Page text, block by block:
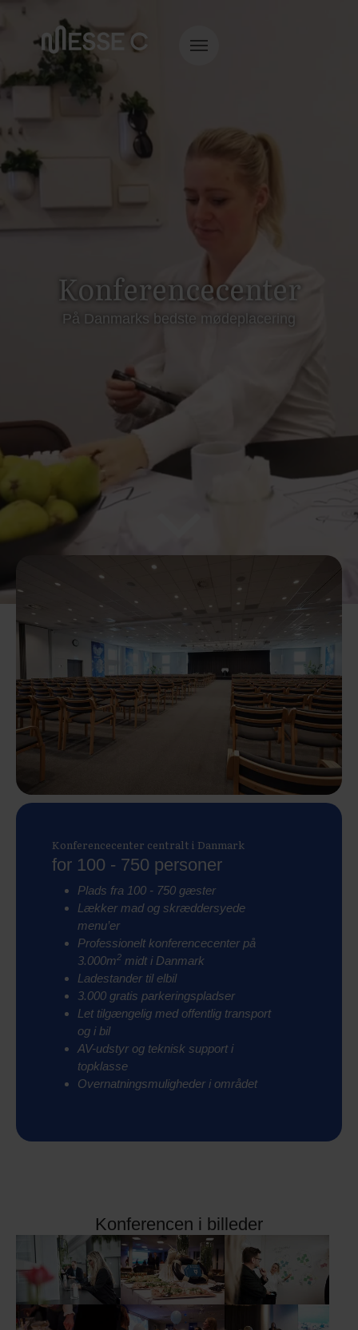
Konferencecenter
På Danmarks bedste mødeplacering
Konferencecenter centralt i Danmark
for 100 - 750 personer
Plads fra 100 - 750 gæster
Lækker mad og skræddersyede
menu’er
Professionelt konferencecenter på
3.000m2 midt i Danmark
Ladestander til elbil
3.000 gratis parkeringspladser
Let tilgængelig med offentlig transport
og i bil
AV-udstyr og teknisk support i
topklasse
Overnatningsmuligheder i området
Show larger versionShow larger version
Show larger version Show larger version Show larger version
Konferencen i billeder